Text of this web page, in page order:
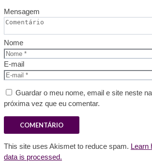
Mensagem
Nome
E-mail
Guardar o meu nome, email e site neste
próxima vez que eu comentar.
This site uses Akismet to reduce spam. Learn
data is processed.